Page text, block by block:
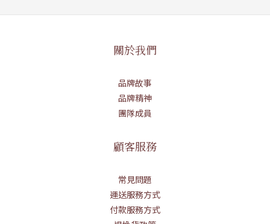
關於我們
品牌故事
品牌精神
團隊成員
顧客服務
常見問題
運送服務方式
付款服務方式